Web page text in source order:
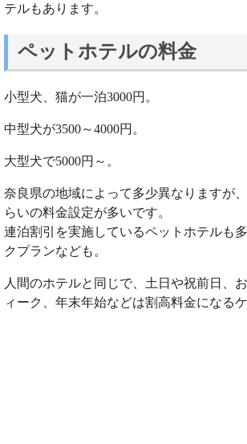
テルもあります。
ペットホテルの料金
小型犬、猫が一泊3000円。
中型犬が3500～4000円。
大型犬で5000円～。
奈良県の地域によって多少異なりますが
らいの料金設定が多いです。
連泊割引を実施しているペットホテルも
クプランなども。
人間のホテルと同じで、土日や祝前日、
ィーク、年末年始などは割高料金になる